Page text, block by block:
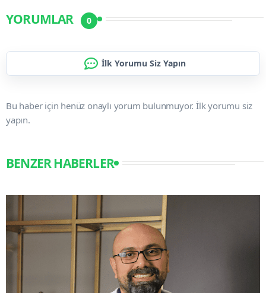
YORUMLAR 0
İlk Yorumu Siz Yapın
Bu haber için henüz onaylı yorum bulunmuyor. İlk yorumu siz
yapın.
BENZER HABERLER